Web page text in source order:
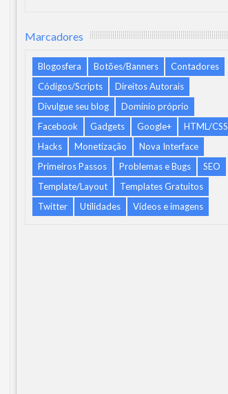
Marcadores
Blogosfera Botões/Banners
Contadores
Códigos/Scripts
Direitos Autorais
Divulgue seu blog
Domínio próprio
Facebook
Gadgets Google+
HTML/CSS
Hacks
Monetização
Nova Interface
Primeiros Passos
Problemas e Bugs
SEO
Template/Layout
Templates Gratuitos
Twitter
Utilidades Vídeos e imagens